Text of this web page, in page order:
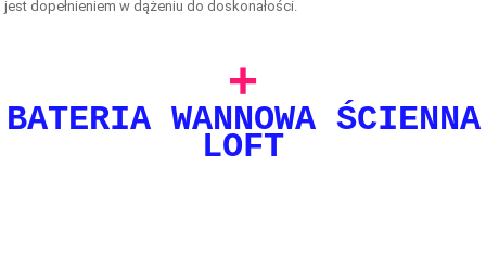
jest dopełnieniem w dążeniu do doskonałości.
+
BATERIA WANNOWA ŚCIENNA
LOFT